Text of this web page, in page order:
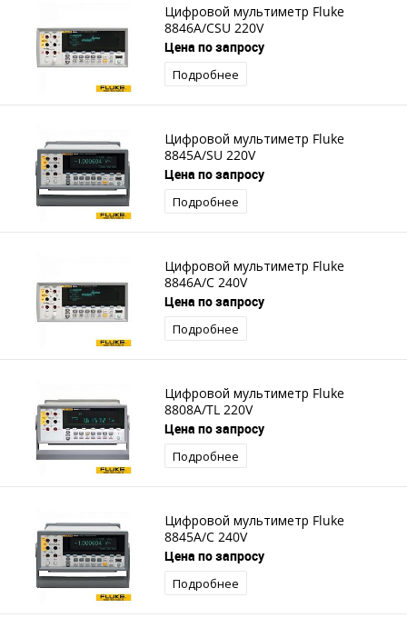
Цифровой мультиметр Fluke
8846A/CSU 220V
Цена по запросу
Подробнее
Цифровой мультиметр Fluke
8845A/SU 220V
Цена по запросу
Подробнее
Цифровой мультиметр Fluke
8846A/C 240V
Цена по запросу
Подробнее
Цифровой мультиметр Fluke
8808A/TL 220V
Цена по запросу
Подробнее
Цифровой мультиметр Fluke
8845A/C 240V
Цена по запросу
Подробнее